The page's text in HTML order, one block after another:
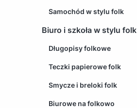
Samochód w stylu folk
Biuro i szkoła w stylu folk
Długopisy folkowe
Teczki papierowe folk
Smycze i breloki folk
Biurowe na folkowo